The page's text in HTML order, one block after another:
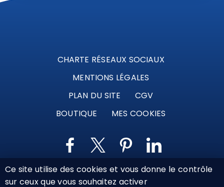
CHARTE RÉSEAUX SOCIAUX
MENTIONS LÉGALES
PLAN DU SITE
CGV
BOUTIQUE
MES COOKIES
Marque déposée © Agence Web Attichy, Compiègne,
Ce site utilise des cookies et vous donne le contrôle
sur ceux que vous souhaitez activer